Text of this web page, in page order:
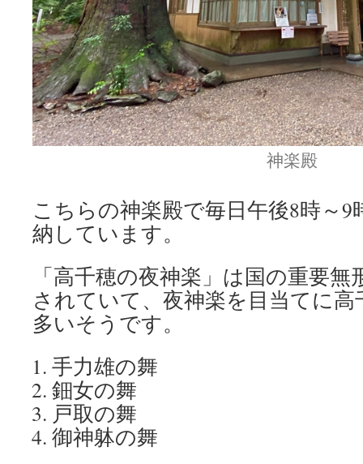
神楽殿
こちらの神楽殿で毎日午後8時～
納しています。
「高千穂の夜神楽」は国の重要
されていて、夜神楽を目当てに
多いそうです。
手力雄の舞
鈿女の舞
戸取の舞
御神躰の舞